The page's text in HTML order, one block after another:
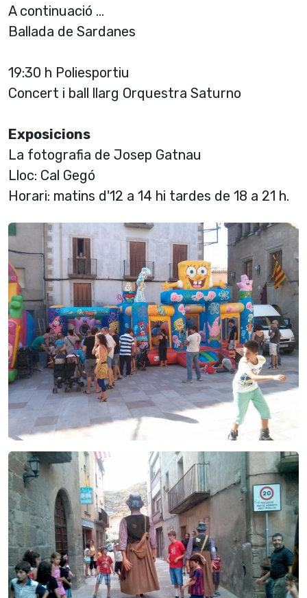
A continuació ...
Ballada de Sardanes
19:30 h Poliesportiu
Concert i ball llarg Orquestra Saturno
Exposicions
La fotografia de Josep Gatnau
Lloc: Cal Gegó
Horari: matins d'12 a 14 hi tardes de 18 a 21 h.